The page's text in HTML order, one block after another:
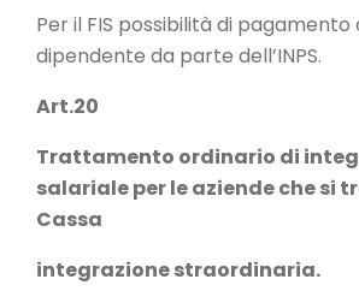
Per il FIS possibilità di
dipendente da parte dell’INPS.
Art.20
Trattamento ordinario di
salariale per le aziende che si
Cassa
integrazione straordinaria.